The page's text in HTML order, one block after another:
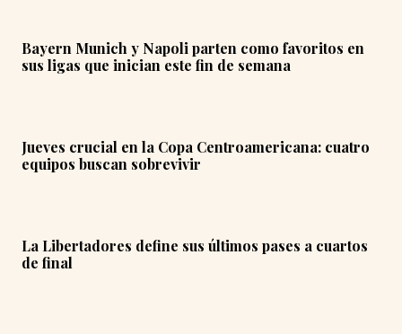
Bayern Munich y Napoli parten como favoritos en
sus ligas que inician este fin de semana
Jueves crucial en la Copa Centroamericana: cuatro
equipos buscan sobrevivir
La Libertadores define sus últimos pases a cuartos
de final